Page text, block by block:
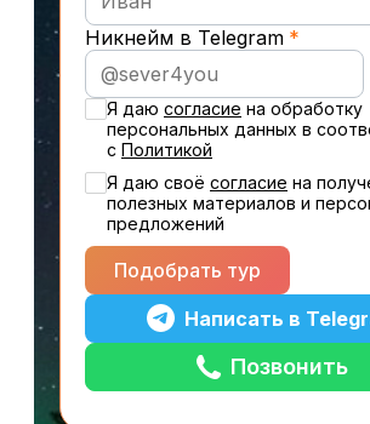
Лето
Новогодние туры
Никнейм в Telegram
Я даю согласие на обработку
персональных данных в
с Политикой
Я даю своё cогласие на
полезных материалов и
предложений
Подобрать тур
Написать в
Позвонить